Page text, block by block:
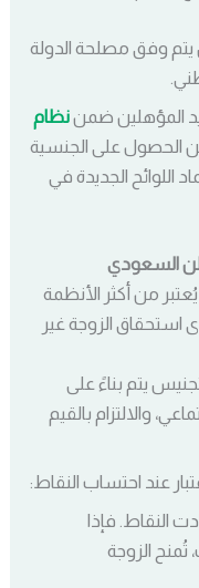
يتم وفق مصلحة الدولة
المؤهلين ضمننظام
الحصول على الجنسية
اللوائح الجديدة في
يُعتبر من أكثر الأنظمة
استحقاق الزوجة غير
يتم بناءً على
والالتزام بالقيم
عند احتساب النقاط:
النقاط. فإذا
الزوجة